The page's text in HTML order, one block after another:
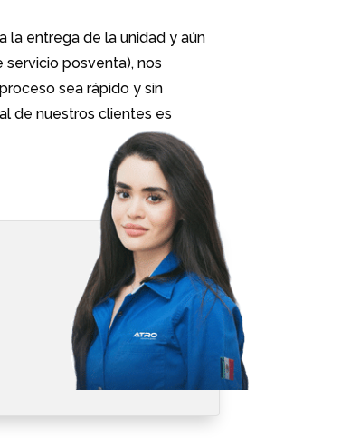
la entrega de la unidad y aún
posventa), nos
sea rápido y sin
de nuestros clientes es